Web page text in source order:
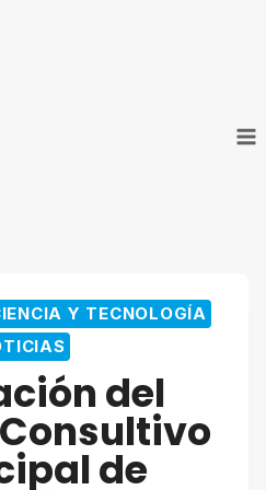
Y TECNOLOGÍA
del
de